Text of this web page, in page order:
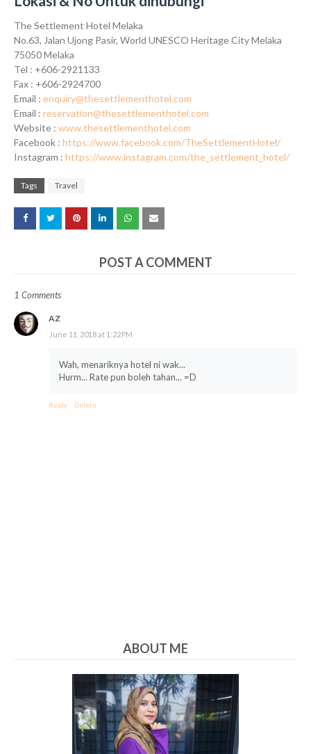
The Settlement Hotel Melaka
No.63, Jalan Ujong Pasir, World UNESCO Heritage City Melaka
75050 Melaka
Tel : +606-2921133
Fax : +606-2924700
Email : enquiry@thesettlementhotel.com
Email : reservation@thesettlementhotel.com
Website : www.thesettlementhotel.com
Facebook : https://www.facebook.com/TheSettlementHotel/
Instagram : https://www.instagram.com/the_settlement_hotel/
Tags Travel
POST A COMMENT
1 Comments
AZ
June 11, 2018 at 1:22 PM
Wah, menariknya hotel ni wak...
Hurm... Rate pun boleh tahan... =D
Reply Delete
ABOUT ME